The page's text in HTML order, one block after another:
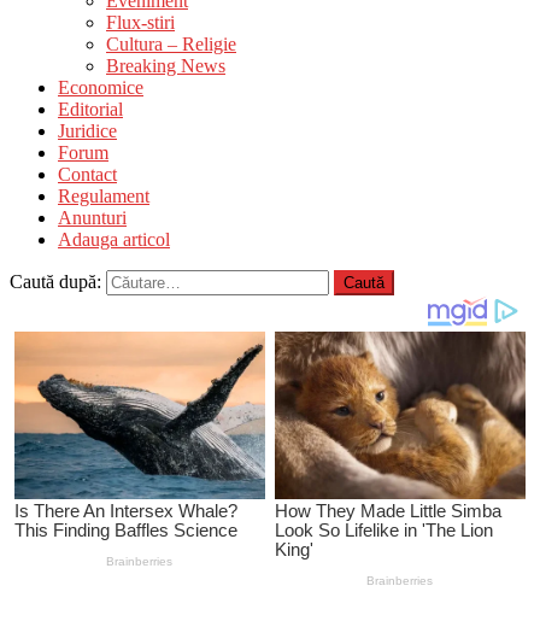
Flux-stiri
Cultura – Religie
Breaking News
Economice
Editorial
Juridice
Forum
Contact
Regulament
Anunturi
Adauga articol
Caută după: